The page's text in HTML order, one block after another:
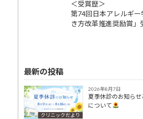
＜受賞歴＞
第74回日本アレルギ
き方改革推進奨励賞」
最新の投稿
クリニックだより
2026年8月7日
夏季休診のお知ら
について